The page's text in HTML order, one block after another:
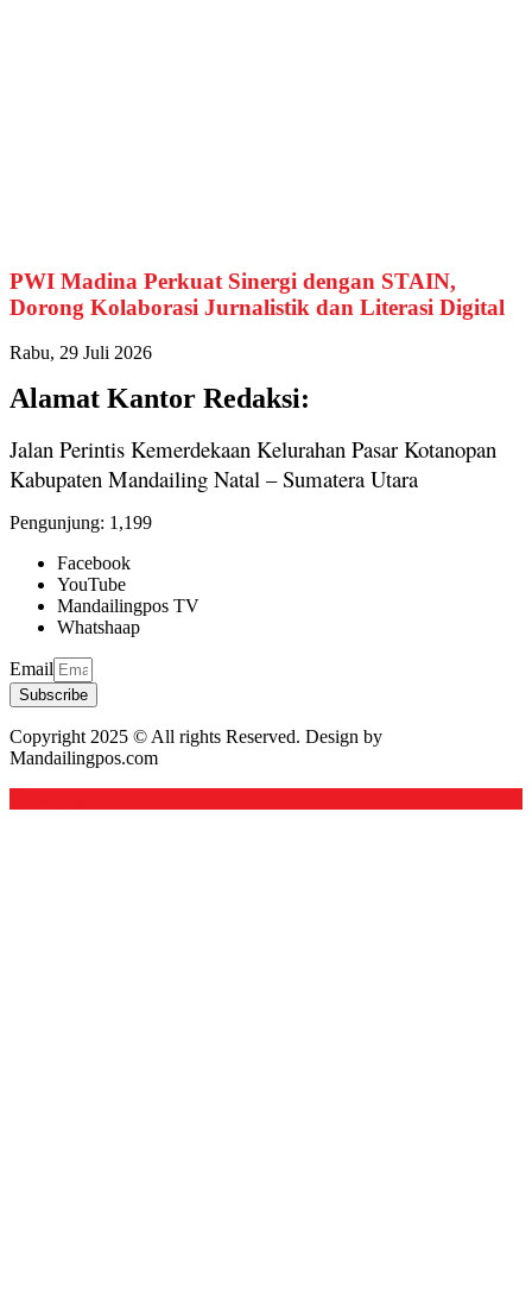
PWI Madina Perkuat Sinergi dengan STAIN,
Dorong Kolaborasi Jurnalistik dan Literasi Digital
Rabu, 29 Juli 2026
Alamat Kantor Redaksi:
Jalan Perintis Kemerdekaan Kelurahan Pasar Kotanopan
Kabupaten Mandailing Natal – Sumatera Utara
Pengunjung: 1,199
Facebook
YouTube
Mandailingpos TV
Whatshaap
Email
Subscribe
Copyright 2025 © All rights Reserved. Design by
Mandailingpos.com